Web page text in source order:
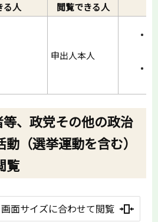
る人 閲覧できる人
申出人本人
、政党その他の政治
（選挙運動を含む）
覧
画面サイズに合わせて閲覧